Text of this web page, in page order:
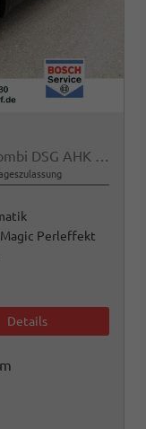
1.5 TSI mHEV 110 kW Selection Kombi DSG AHK ACC Kamera Sunset
Perleffekt
Details